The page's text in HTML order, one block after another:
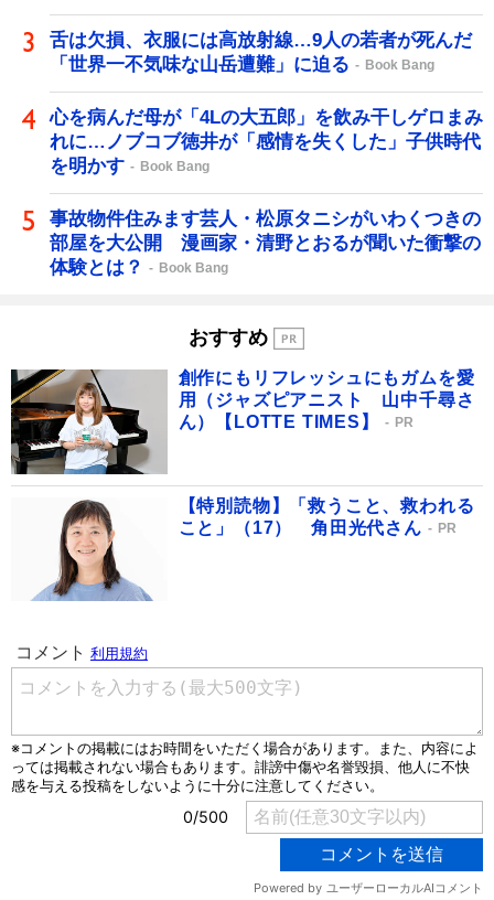
舌は欠損、衣服には高放射線…9人の若者が死んだ
「世界一不気味な山岳遭難」に迫る
Book Bang
心を病んだ母が「4Lの大五郎」を飲み干しゲロまみ
れに…ノブコブ徳井が「感情を失くした」子供時代
を明かす
Book Bang
事故物件住みます芸人・松原タニシがいわくつきの
部屋を大公開 漫画家・清野とおるが聞いた衝撃の
体験とは？
Book Bang
おすすめ
創作にもリフレッシュにもガムを愛
用（ジャズピアニスト 山中千尋さ
ん）【LOTTE TIMES】
PR
【特別読物】「救うこと、救われる
こと」（17） 角田光代さん
PR